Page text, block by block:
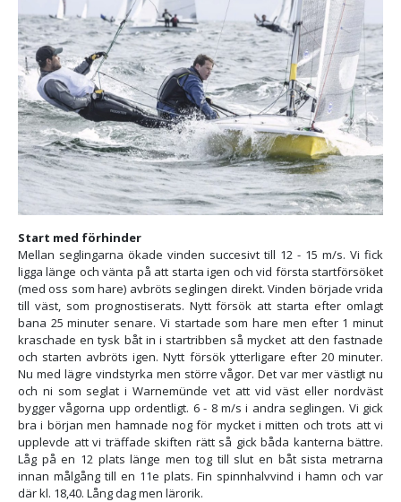
Start med förhinder
Mellan seglingarna ökade vinden succesivt till 12 - 15 m/s. Vi fick
ligga länge och vänta på att starta igen och vid första startförsöket
(med oss som hare) avbröts seglingen direkt. Vinden började vrida
till väst, som prognostiserats. Nytt försök att starta efter omlagt
bana 25 minuter senare. Vi startade som hare men efter 1 minut
kraschade en tysk båt in i startribben så mycket att den fastnade
och starten avbröts igen. Nytt försök ytterligare efter 20 minuter.
Nu med lägre vindstyrka men större vågor. Det var mer västligt nu
och ni som seglat i Warnemünde vet att vid väst eller nordväst
bygger vågorna upp ordentligt. 6 - 8 m/s i andra seglingen. Vi gick
bra i början men hamnade nog för mycket i mitten och trots att vi
upplevde att vi träffade skiften rätt så gick båda kanterna bättre.
Låg på en 12 plats länge men tog till slut en båt sista metrarna
innan målgång till en 11e plats. Fin spinnhalvvind i hamn och var
där kl. 18,40. Lång dag men lärorik.